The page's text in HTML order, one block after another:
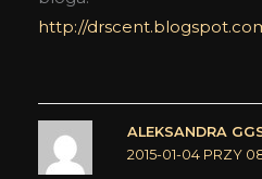
http://
ALEKSANDRA
2015-01-04 PRZY